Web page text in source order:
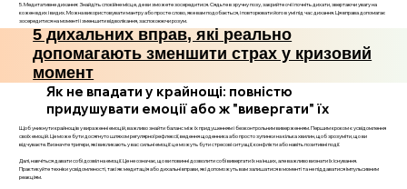
5. Медитативне дихання: Знайдіть спокійне місце, де ви зможете зосередитися. Сядьте в зручну позу, закрийте очі і почніть дихати, звертаючи увагу на
кожен вдих і видих. Можна використовувати мантру або просте слово, яке вам подобається, і повторювати його в умі під час дихання. Ця вправа допомагає
зосередитися на моменті і зменшити відволікання, заспокоюючи розум.
5 дихальних вправ, які реально
допомагають зменшити страх у кризовий
момент
Як не впадати у крайнощі: повністю
придушувати емоції або ж "вивергати" їх
Щоб уникнути крайнощів у вираженні емоцій, важливо знайти баланс між їх придушенням і безконтрольним виверженням. Першим кроком є усвідомлення
своїх емоцій. Це може бути досягнуто шляхом регулярної рефлексії, ведення щоденника або просто зупинки на кілька хвилин, щоб зрозуміти, що ви
відчуваєте. Визначте тригери, які викликають у вас сильні емоції: це можуть бути стресові ситуації, конфлікти або навіть позитивні події.
Далі, навчіться давати собі дозвіл на емоції. Це не означає, що ви повинні дозволити собі вивергати їх на інших, але важливо визнати їх існування.
Практикуйте техніки усвідомленості, такі як медитація або дихальні вправи, які допоможуть вам залишатися в моменті та не піддаватися імпульсивним
реакціям.